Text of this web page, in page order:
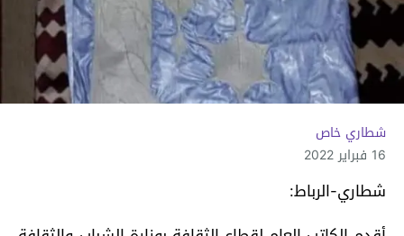
شطاري خاص
16 فبراير 2022
شطاري-الرباط: